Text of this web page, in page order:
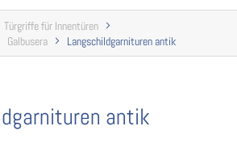
Türgriffe für Innentüren
Galbusera Langschildgarnituren antik
antik